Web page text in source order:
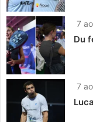
7
Du
7